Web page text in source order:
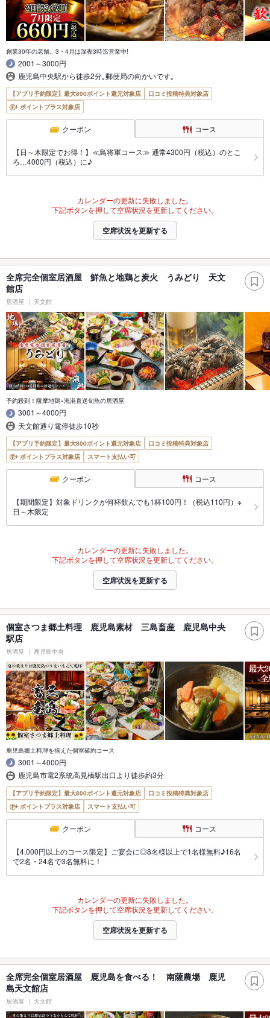
創業30年の老舗。3・4月は深夜3時迄営業中!
2001～3000円
鹿児島中央駅から徒歩2分｡郵便局の向かいです｡
【アプリ予約限定】最大800ポイント還元対象店
口コミ投稿特典対象店
ポイントプラス対象店
クーポン コース
【日～木限定でお得！】≪鳥将軍コース≫ 通常4300円（税込）のとこ
ろ…4000円（税込）に♪
カレンダーの更新に失敗しました。
下記ボタンを押して空席状況を更新してください。
空席状況を更新する
全席完全個室居酒屋 鮮魚と地鶏と炭火 うみどり 天文
館店
居酒屋 天文館
予約殺到！薩摩地鶏×漁港直送旬魚の居酒屋
3001～4000円
天文館通り電停徒歩10秒
【アプリ予約限定】最大800ポイント還元対象店
口コミ投稿特典対象店
ポイントプラス対象店
スマート支払い可
クーポン コース
【期間限定】対象ドリンクが何杯飲んでも1杯100円！（税込110円）※
日～木限定
カレンダーの更新に失敗しました。
下記ボタンを押して空席状況を更新してください。
空席状況を更新する
個室さつま郷土料理 鹿児島素材 三島畜産 鹿児島中央
駅店
居酒屋 鹿児島中央
鹿児島郷土料理を揃えた個室確約コース
3001～4000円
鹿児島市電2系統高見橋駅出口より徒歩約3分
【アプリ予約限定】最大800ポイント還元対象店
口コミ投稿特典対象店
ポイントプラス対象店
スマート支払い可
クーポン コース
【4,000円以上のコース限定】ご宴会に◎8名様以上で1名様無料♪16名
で2名・24名で3名無料に！
カレンダーの更新に失敗しました。
下記ボタンを押して空席状況を更新してください。
空席状況を更新する
全席完全個室居酒屋 鹿児島を食べる！ 南薩農場 鹿児
島天文館店
居酒屋 天文館